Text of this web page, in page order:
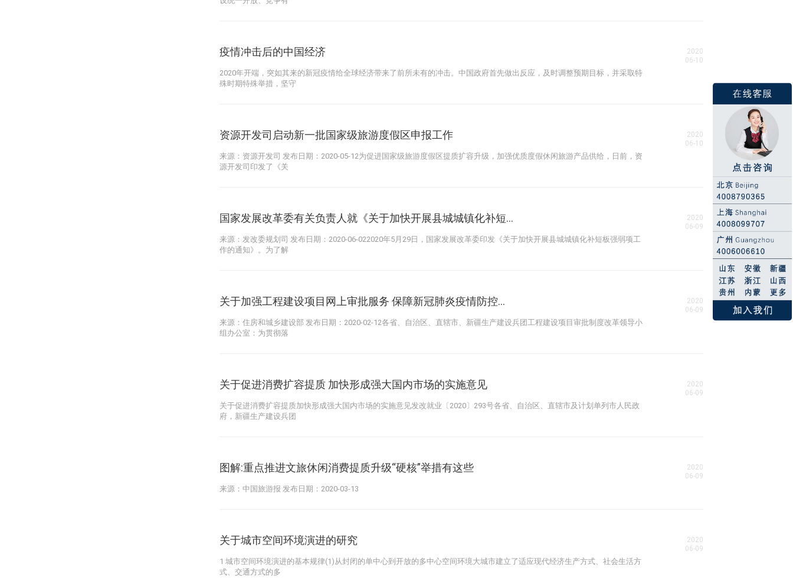
疫情冲击后的中国经济
2020年开端，突如其来的新冠疫情给全球经济带来了前所未有的冲击。中国政府首先做出反应，及时调整预期目标，并采取特
殊时期特殊举措，坚守
2020
06-10
资源开发司启动新一批国家级旅游度假区申报工作
来源：资源开发司 发布日期：2020-05-12为促进国家级旅游度假区提质扩容升级，加强优质度假休闲旅游产品供给，日前，资
源开发司印发了《关
2020
06-10
国家发展改革委有关负责人就《关于加快开展县城城镇化补短...
来源：发改委规划司 发布日期：2020-06-022020年5月29日，国家发展改革委印发《关于加快开展县城城镇化补短板强弱项工
作的通知》。为了解
2020
06-09
关于加强工程建设项目网上审批服务 保障新冠肺炎疫情防控...
来源：住房和城乡建设部 发布日期：2020-02-12各省、自治区、直辖市、新疆生产建设兵团工程建设项目审批制度改革领导小
组办公室：为贯彻落
2020
06-09
关于促进消费扩容提质 加快形成强大国内市场的实施意见
关于促进消费扩容提质加快形成强大国内市场的实施意见发改就业〔2020〕293号各省、自治区、直辖市及计划单列市人民政
府，新疆生产建设兵团
2020
06-09
图解:重点推进文旅休闲消费提质升级“硬核”举措有这些
来源：中国旅游报 发布日期：2020-03-13
2020
06-09
关于城市空间环境演进的研究
1 城市空间环境演进的基本规律(1)从封闭的单中心到开放的多中心空间环境大城市建立了适应现代经济生产方式、社会生活方
式、交通方式的多
2020
06-09